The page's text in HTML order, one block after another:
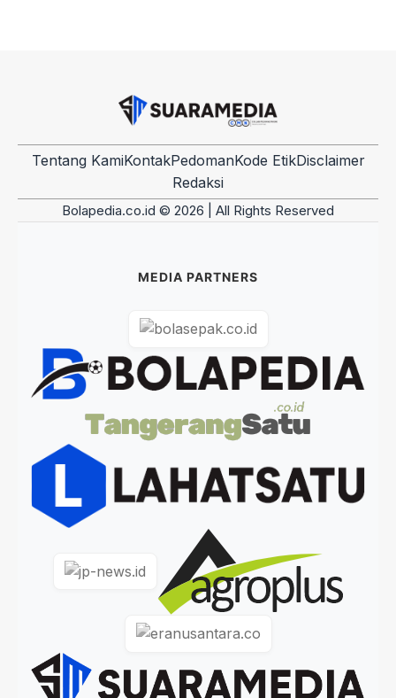
Tentang KamiKontakPedomanKode EtikDisclaimer
Redaksi
Bolapedia.co.id © 2026 | All Rights Reserved
MEDIA PARTNERS